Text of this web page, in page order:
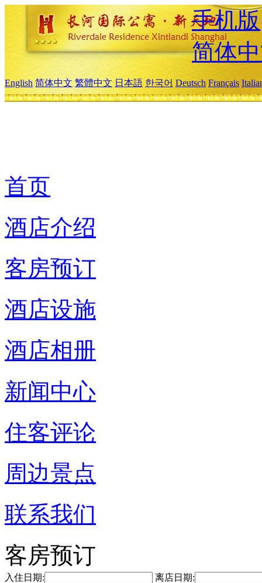
手机版
简体
English 简体中文 繁體中文 日本語 한국어 Deutsch Français
首页
酒店介绍
客房预订
酒店设施
酒店相册
新闻中心
住客评论
周边景点
联系我们
客房预订
入住日期: 离店日期: